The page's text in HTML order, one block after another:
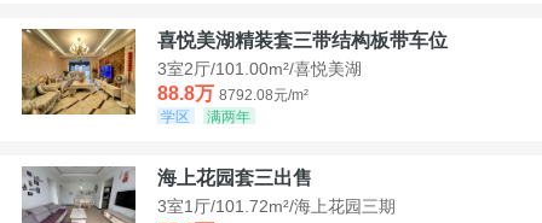
喜悦美湖精装套三带结构板带车位
3室2厅/101.00m²/喜悦美湖
88.8万 8792.08元/m²
学区
满两年
海上花园套三出售
3室1厅/101.72m²/海上花园三期